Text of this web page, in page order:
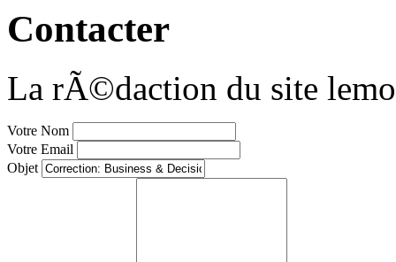
Contacter
La rÃ©daction du site
Votre Nom
Votre Email
Objet